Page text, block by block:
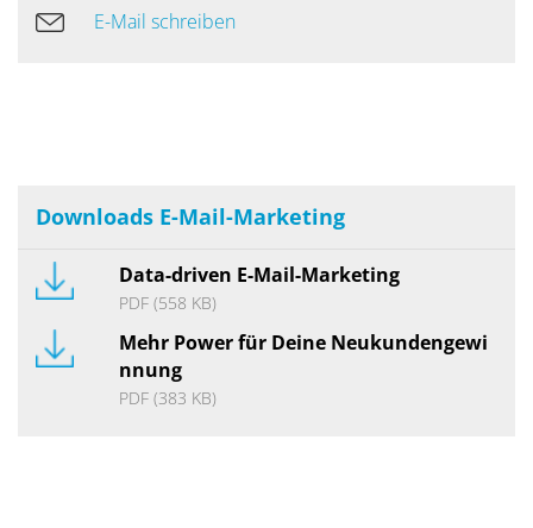
E-Mail schreiben
Downloads E-Mail-Marketing
Data-driven E-Mail-Marketing
PDF(558 KB)
Mehr Power für Deine Neukundengewi
nnung
PDF(383 KB)